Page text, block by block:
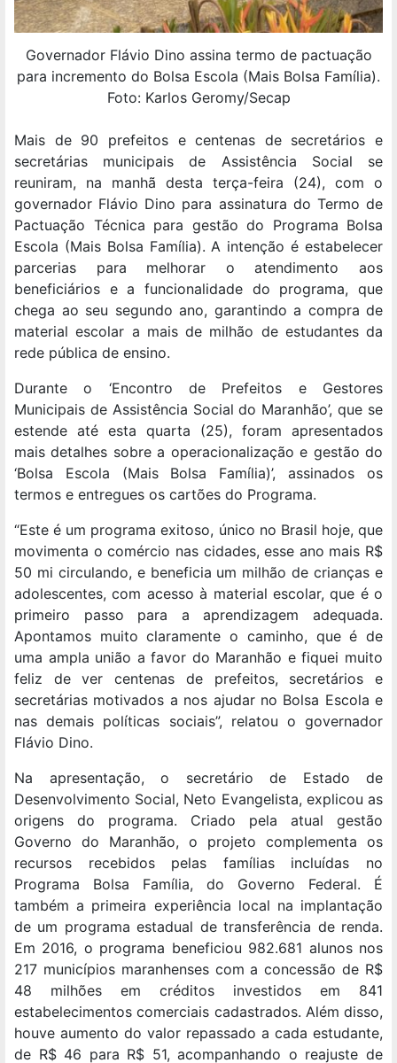
Governador Flávio Dino assina termo de pactuação
para incremento do Bolsa Escola (Mais Bolsa Família).
Foto: Karlos Geromy/Secap
Mais de 90 prefeitos e centenas de secretários e
secretárias municipais de Assistência Social se
reuniram, na manhã desta terça-feira (24), com o
governador Flávio Dino para assinatura do Termo de
Pactuação Técnica para gestão do Programa Bolsa
Escola (Mais Bolsa Família). A intenção é estabelecer
parcerias para melhorar o atendimento aos
beneficiários e a funcionalidade do programa, que
chega ao seu segundo ano, garantindo a compra de
material escolar a mais de milhão de estudantes da
rede pública de ensino.
Durante o ‘Encontro de Prefeitos e Gestores
Municipais de Assistência Social do Maranhão’, que se
estende até esta quarta (25), foram apresentados
mais detalhes sobre a operacionalização e gestão do
‘Bolsa Escola (Mais Bolsa Família)’, assinados os
termos e entregues os cartões do Programa.
“Este é um programa exitoso, único no Brasil hoje, que
movimenta o comércio nas cidades, esse ano mais R$
50 mi circulando, e beneficia um milhão de crianças e
adolescentes, com acesso à material escolar, que é o
primeiro passo para a aprendizagem adequada.
Apontamos muito claramente o caminho, que é de
uma ampla união a favor do Maranhão e fiquei muito
feliz de ver centenas de prefeitos, secretários e
secretárias motivados a nos ajudar no Bolsa Escola e
nas demais políticas sociais”, relatou o governador
Flávio Dino.
Na apresentação, o secretário de Estado de
Desenvolvimento Social, Neto Evangelista, explicou as
origens do programa. Criado pela atual gestão
Governo do Maranhão, o projeto complementa os
recursos recebidos pelas famílias incluídas no
Programa Bolsa Família, do Governo Federal. É
também a primeira experiência local na implantação
de um programa estadual de transferência de renda.
Em 2016, o programa beneficiou 982.681 alunos nos
217 municípios maranhenses com a concessão de R$
48 milhões em créditos investidos em 841
estabelecimentos comerciais cadastrados. Além disso,
houve aumento do valor repassado a cada estudante,
de R$ 46 para R$ 51, acompanhando o reajuste de